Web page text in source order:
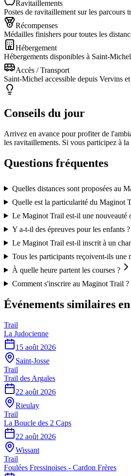
Ravitaillements
Postes de ravitaillement sur les parcours
Récompenses
Médailles finishers pour toutes les
Hébergement
Hébergements disponibles à Saint-
Accès / Transport
Saint-Michel accessible depuis Vervins
Conseils du jour
Arrivez en avance pour profiter de
les ravitaillements. Si vous participez à
Questions fréquentes
Quelles distances sont proposées au
Quelle est la particularité du Maginot
Le Maginot Trail est-il une nouveauté
Y a-t-il des épreuves pour les enfants ?
Le Maginot Trail est-il inscrit à un
Tous les participants reçoivent-ils une
À quelle heure partent les courses ?
Comment s'inscrire au Maginot Trail ?
Événements similaires
Trail
La Judocienne
15 août 2026
Saint-Josse
Trail
Trail des Argales
22 août 2026
Rieulay
Trail
La Boucle des 2 Caps
22 août 2026
Wissant
Trail
Foulées Fressinoises - Cardon Frères